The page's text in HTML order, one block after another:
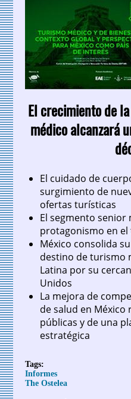
El crecimiento de
médico alcanzará
El cuidado de
surgimiento de
ofertas turísticas
El segmento senior
protagonismo en
México consolida
destino de turismo
Latina por su
Unidos
La mejora de
de salud en
públicas y de una
estratégica
Tags:
Informes
The Ostelea